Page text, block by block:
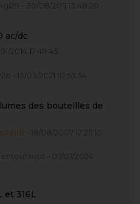
- 30/08/2011 13:48:20
ac/dc
01/2014 17:49:45
- 13/03/2021 10:53:54
des bouteilles de
- 18/08/2007 12:25:10
- 07/07/2024
et 316L